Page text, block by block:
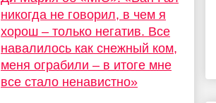
никогда не говорил, в чем я
хорош – только негатив. Все
навалилось как снежный ком,
меня ограбили – в итоге мне
все стало ненавистно»